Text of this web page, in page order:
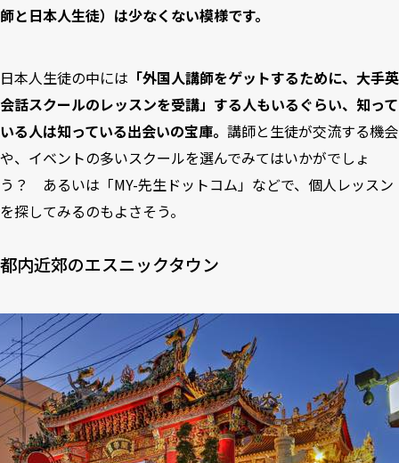
師と日本人生徒）は少なくない模様です。
日本人生徒の中には 「外国人講師をゲットするために、大手英
会話スクールのレッスンを受講」する人もいるぐらい、知って
いる人は知っている出会いの宝庫。 講師と生徒が交流する機会
や、イベントの多いスクールを選んでみてはいかがでしょ
う？ あるいは「MY-先生ドットコム 」などで、個人レッスン
を探してみるのもよさそう。
都内近郊のエスニックタウン